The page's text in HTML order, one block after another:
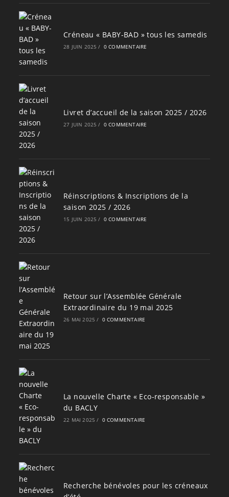
Créneau « BABY-BAD » tous les samedis
28 JUIN 2025 / 0 COMMENTAIRE
Livret d’accueil de la saison 2025 / 2026
27 JUIN 2025 / 0 COMMENTAIRE
Réinscriptions & Inscriptions de la
saison 2025 / 2026
15 JUIN 2025 / 0 COMMENTAIRE
Retour sur l’Assemblée Générale
Extraordinaire du 19 mai 2025
26 MAI 2025 / 0 COMMENTAIRE
La nouvelle Charte « Eco-responsable »
du BACLY
22 MAI 2025 / 0 COMMENTAIRE
Recherche bénévoles pour les créneaux